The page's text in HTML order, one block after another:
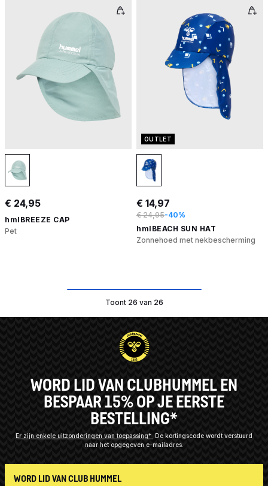
€ 24,95
hmlBREEZE CAP
Pet
OUTLET
€ 14,97
€ 24,95-40%
hmlBEACH SUN HAT
Zonnehoed met nekbescherming
Toont 26 van 26
WORD LID VAN CLUBHUMMEL EN
BESPAAR 15% OP JE EERSTE
BESTELLING*
Er zijn enkele uitzonderingen van toepassing* De kortingscode wordt verstuurd
naar het opgegeven e-mailadres.
WORD LID VAN CLUB HUMMEL